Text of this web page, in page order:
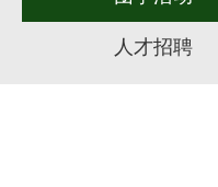
人才招聘